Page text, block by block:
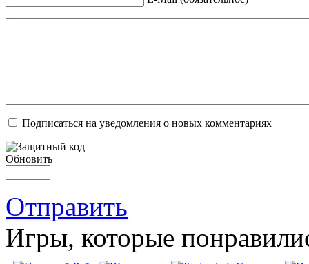
Подписаться на уведомления о новых комментариях
Обновить
Отправить
Игры, которые